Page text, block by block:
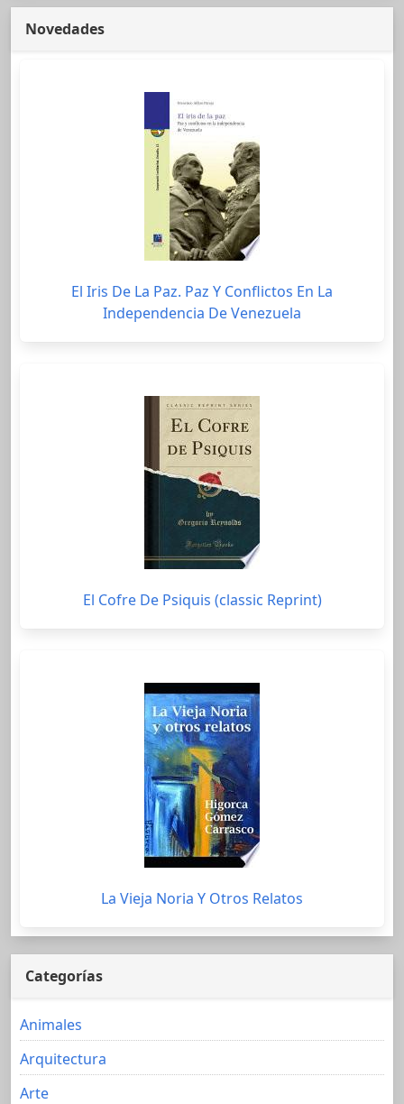
Novedades
El Iris De La Paz. Paz Y Conflictos En La
Independencia De Venezuela
El Cofre De Psiquis (classic Reprint)
La Vieja Noria Y Otros Relatos
Categorías
Animales
Arquitectura
Arte